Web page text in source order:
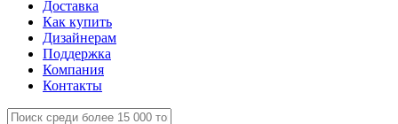
Доставка
Как купить
Дизайнерам
Поддержка
Компания
Контакты